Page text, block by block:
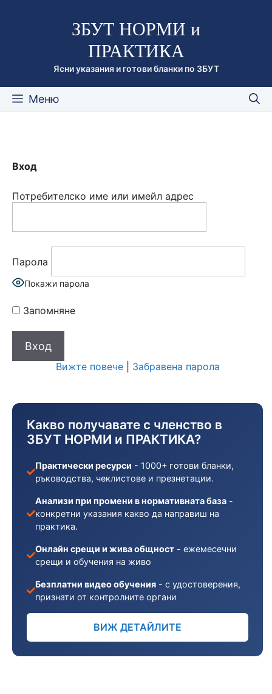
съдържаниетоЗБУТ НОРМИ и
ПРАКТИКА
Ясни указания и готови бланки по ЗБУТ
Меню
Вход
Потребителско име или имейл адрес
Парола
Покажи парола
Запомняне
Вижте повече| Забравена парола
Какво получавате с членство в
ЗБУТ НОРМИ и ПРАКТИКА?
Практически ресурси - 1000+ готови бланки,
ръководства, чеклистове и презнетации.
Анализи при промени в нормативната база -
конкретни указания какво да направиш на
практика.
Онлайн срещи и жива общност - ежемесечни
срещи и обучения на живо
Безплатни видео обучения - с удостоверения,
признати от контролните органи
ВИЖ ДЕТАЙЛИТЕ